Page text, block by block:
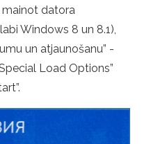
datora
Windows 8 un 8.1),
un atjaunošanu” -
Load Options”